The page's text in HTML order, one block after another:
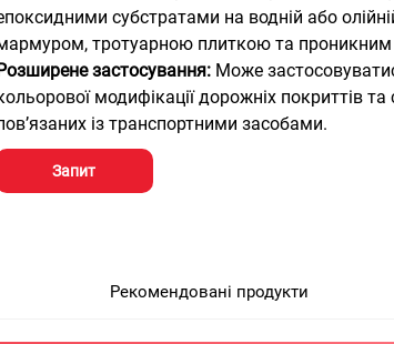
субстратами на водній або
тротуарною плиткою та
застосування: Може
модифікації дорожніх покриттів та
із транспортними засобами.
Запит
Рекомендовані продукти